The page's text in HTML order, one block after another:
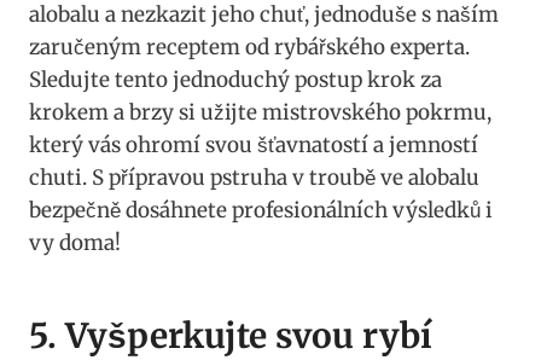
alobalu a nezkazit ⁣jeho‍ chuť, jednoduše s⁢ naším
zaručeným ⁤receptem od rybářského⁢ experta.
⁤Sledujte tento⁤ jednoduchý postup krok za​
krokem ⁢a brzy si ​užijte mistrovského pokrmu,
‌který vás ohromí svou šťavnatostí a jemností⁣
chuti. S přípravou ​pstruha ⁣v troubě⁤ ve ⁤alobalu
⁢bezpečně dosáhnete profesionálních​ výsledků⁤ i ​
vy doma!
5. Vyšperkujte svou rybí